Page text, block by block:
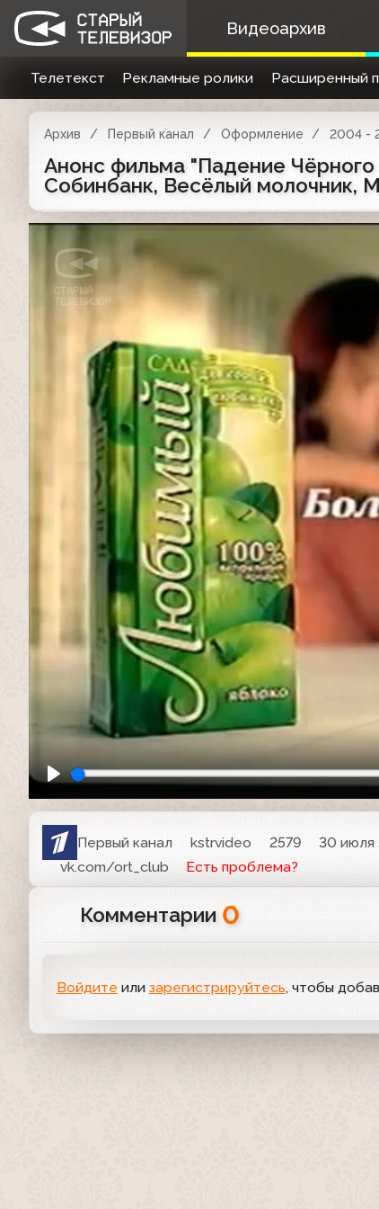
Видеоархив
Телетекст Рекламные ролики Расширенный
Архив Первый канал Оформление 2004 -
Анонс фильма "Падение
Собинбанк, Весёлый молочник,
Первый канал kstrvideo 2579 30 июля
vk.com/ort_club
Есть проблема?
Комментарии 0
Войдите или зарегистрируйтесь, чтобы